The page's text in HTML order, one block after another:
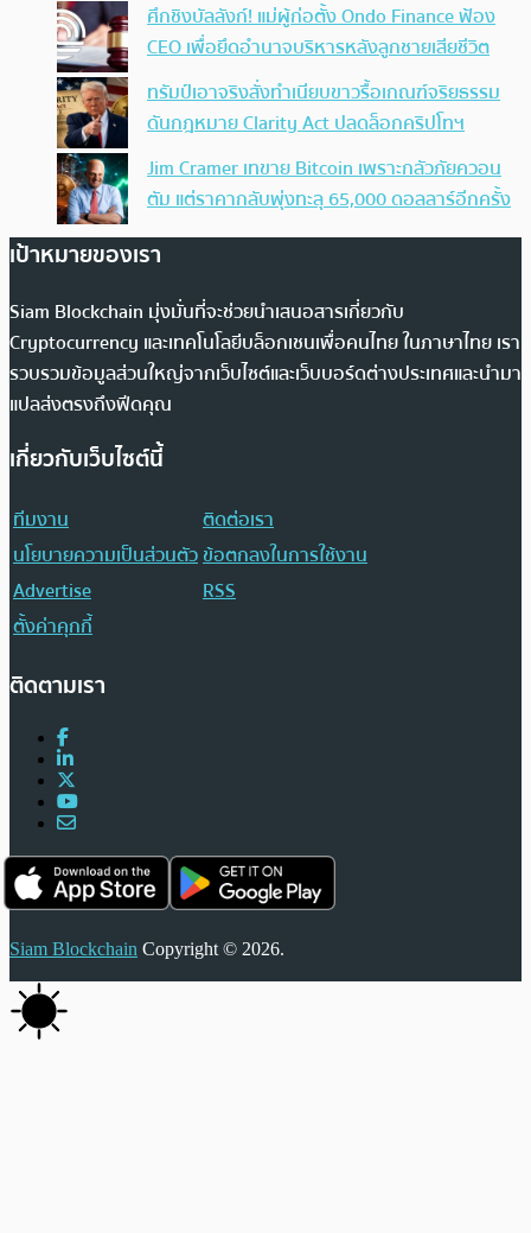
ศึกชิงบัลลังก์! แม่ผู้ก่อตั้ง Ondo Finance ฟ้อง
CEO เพื่อยึดอำนาจบริหารหลังลูกชายเสียชีวิต
ทรัมป์เอาจริง สั่งทำเนียบขาวรื้อเกณฑ์จริยธรรม
ดันกฎหมาย Clarity Act ปลดล็อกคริปโทฯ
Jim Cramer เทขาย Bitcoin เพราะกลัวภัยควอน
ตัม แต่ราคากลับพุ่งทะลุ 65,000 ดอลลาร์อีกครั้ง
เป้าหมายของเรา
Siam Blockchain มุ่งมั่นที่จะช่วยนำเสนอสารเกี่ยวกับ
Cryptocurrency และเทคโนโลยีบล็อกเชนเพื่อคนไทย ในภาษาไทย เรา
รวบรวมข้อมูลส่วนใหญ่จากเว็บไซต์และเว็บบอร์ดต่างประเทศและนำมา
แปลส่งตรงถึงฟีดคุณ
เกี่ยวกับเว็บไซต์นี้
ทีมงาน
ติดต่อเรา
นโยบายความเป็นส่วนตัวข้อตกลงในการใช้งาน
Advertise
RSS
ตั้งค่าคุกกี้
ติดตามเรา
Siam Blockchain Copyright © 2026.